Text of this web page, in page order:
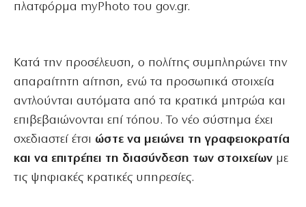
πλατφόρμα myPhoto του gov.gr.
Κατά την προσέλευση, ο πολίτης συμπληρώνει την
απαραίτητη αίτηση, ενώ τα προσωπικά στοιχεία
αντλούνται αυτόματα από τα κρατικά μητρώα και
επιβεβαιώνονται επί τόπου. Το νέο σύστημα έχει
σχεδιαστεί έτσι ώστε να μειώνει τη γραφειοκρατία
και να επιτρέπει τη διασύνδεση των στοιχείων με
τις ψηφιακές κρατικές υπηρεσίες.